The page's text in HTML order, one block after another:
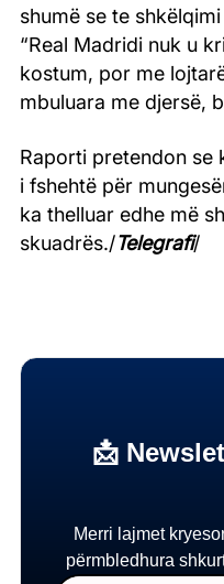
shumë se te
“Real Madridi nuk u
kostum, por me
mbuluara me djersë,
Raporti pretendon se
i fshehtë për
ka thelluar edhe më
skuadrës./Telegrafi/